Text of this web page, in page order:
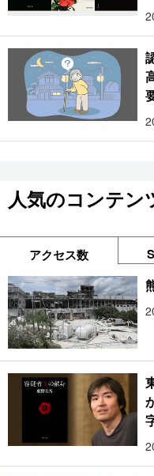
人気のコンテン
アクセス数